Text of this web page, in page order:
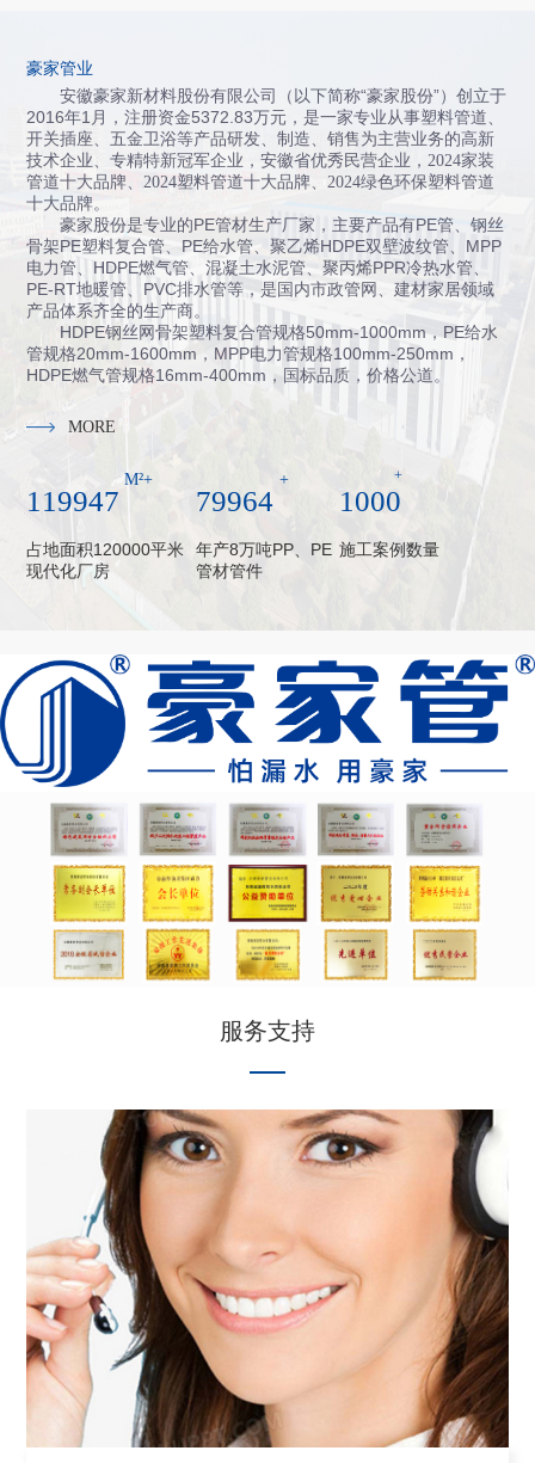
豪家管业
安徽豪家新材料股份有限公司（以下简称“豪家股份”）创立于
2016年1月，注册资金5372.83万元，是一家专业从事塑料管道、
开关插座、五金卫浴等产品研发、制造、销售为主营业务的高新
技术企业、专精特新冠军企业，安徽省优秀民营企业， 2024家装
管道十大品牌
2024塑料管道十大品牌 2024绿色环保塑料管道
十大品牌 。
豪家股份是专业的PE管材生产厂家，主要产品有PE管、钢丝
骨架PE塑料复合管、PE给水管、聚乙烯HDPE双壁波纹管、MPP
电力管、HDPE燃气管、混凝土水泥管、聚丙烯PPR冷热水管、
PE-RT地暖管、PVC排水管等，是国内市政管网、建材家居领域
产品体系齐全的生产商。
HDPE钢丝网骨架塑料复合管规格50mm-1000mm，PE给水
管规格20mm-1600mm，MPP电力管规格100mm-250mm，
HDPE燃气管规格16mm-400mm，国标品质，价格公道。
MORE
120000
M²+
占地面积120000平米
现代化厂房
80000
+
年产8万吨PP、PE
管材管件
1000
+
施工案例数量
服务支持